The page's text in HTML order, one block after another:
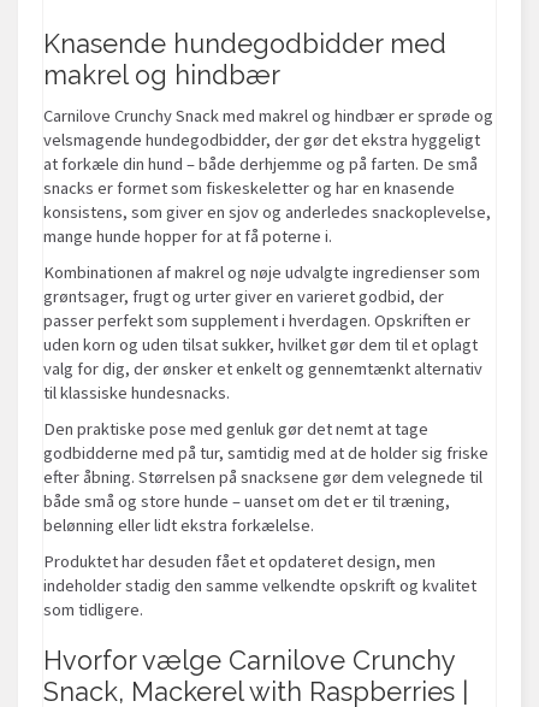
Knasende hundegodbidder med
makrel og hindbær
Carnilove Crunchy Snack med makrel og hindbær er sprøde og
velsmagende hundegodbidder, der gør det ekstra hyggeligt
at forkæle din hund – både derhjemme og på farten. De små
snacks er formet som fiskeskeletter og har en knasende
konsistens, som giver en sjov og anderledes snackoplevelse,
mange hunde hopper for at få poterne i.
Kombinationen af makrel og nøje udvalgte ingredienser som
grøntsager, frugt og urter giver en varieret godbid, der
passer perfekt som supplement i hverdagen. Opskriften er
uden korn og uden tilsat sukker, hvilket gør dem til et oplagt
valg for dig, der ønsker et enkelt og gennemtænkt alternativ
til klassiske hundesnacks.
Den praktiske pose med genluk gør det nemt at tage
godbidderne med på tur, samtidig med at de holder sig friske
efter åbning. Størrelsen på snacksene gør dem velegnede til
både små og store hunde – uanset om det er til træning,
belønning eller lidt ekstra forkælelse.
Produktet har desuden fået et opdateret design, men
indeholder stadig den samme velkendte opskrift og kvalitet
som tidligere.
Hvorfor vælge Carnilove Crunchy
Snack, Mackerel with Raspberries |